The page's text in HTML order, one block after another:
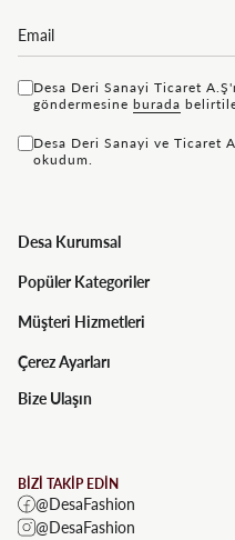
Desa Deri Sanayi Ticaret
göndermesine bu rada
Desa Deri Sanayi ve Ticaret
okudum.
Desa Kurumsal
Popüler Kategoriler
Müşteri Hizmetleri
Çerez Ayarları
Bize Ulaşın
BİZİ TAKİP EDİN
@DesaFashion
@DesaFashion